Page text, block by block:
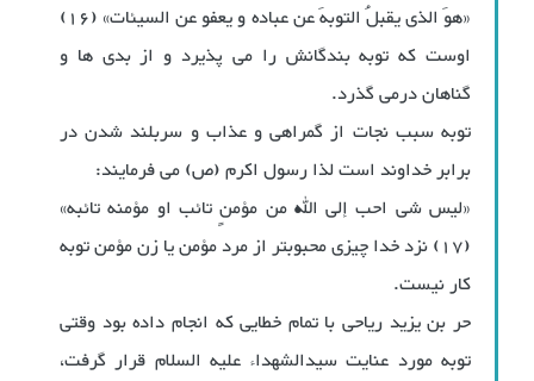
«هوَ الذی یقبلُ التوبهَ عن عباده و یعفو عن السیئات» (16)
اوست که توبه بندگانش را می پذیرد و از بدی ها و
گناهان درمی گذرد.
توبه سبب نجات از گمراهی و عذاب و سربلند شدن در
برابر خداوند است لذا رسول اکرم (ص) می فرمایند:
«لیس شی احب إلی الله من مؤمنٍ تائب او مؤمنه تائبه»
(17) نزد خدا چیزی محبوبتر از مرد مؤمن یا زن مؤمن توبه
کار نیست.
حر بن یزید ریاحی با تمام خطایی که انجام داده بود وقتی
توبه مورد عنایت سیدالشهداء علیه السلام قرار گرفت،